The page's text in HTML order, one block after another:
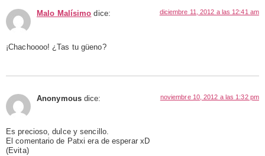
Malo Malísimo dice: diciembre 11, 2012 a las 12:41 am
¡Chachoooo! ¿Tas tu güeno?
Anonymous dice: noviembre 10, 2012 a las 1:32 pm
Es precioso, dulce y sencillo.
El comentario de Patxi era de esperar xD
(Evita)